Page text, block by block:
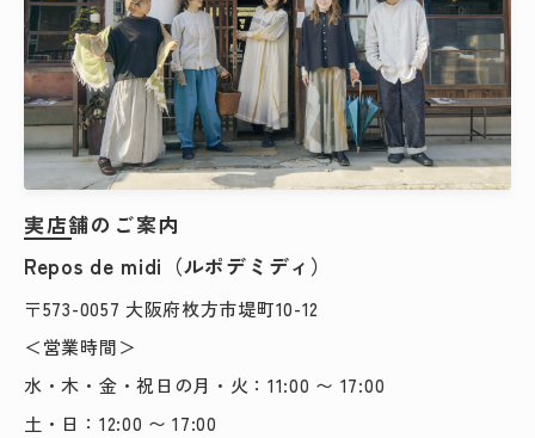
実店舗のご案内
Repos de midi（ルポデミディ）
〒573-0057 大阪府枚方市堤町10-12
＜営業時間＞
水・木・金・祝日の月・火：11:00 〜 17:00
土・日：12:00 〜 17:00